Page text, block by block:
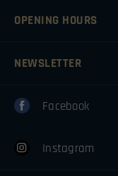
OPENING HOURS
NEWSLETTER
Facebook
Instagram